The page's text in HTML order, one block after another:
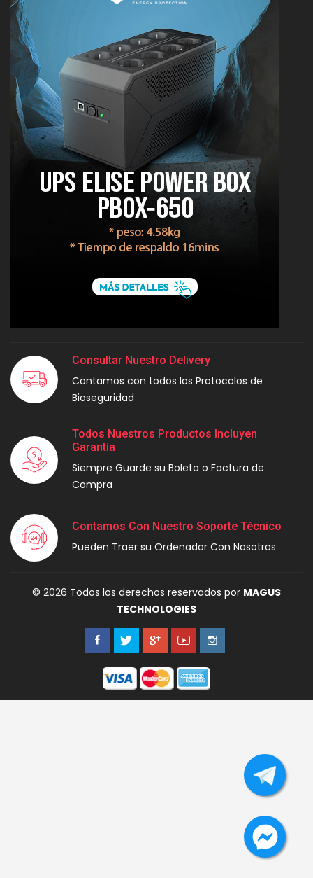
Consultar Nuestro Delivery
Contamos con todos los Protocolos de
Bioseguridad
Todos Nuestros Productos Incluyen
Garantía
Siempre Guarde su Boleta o Factura de
Compra
Contamos Con Nuestro Soporte Técnico
Pueden Traer su Ordenador Con Nosotros
© 2026 Todos los derechos reservados por MAGUS
TECHNOLOGIES